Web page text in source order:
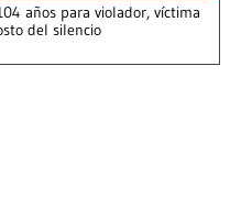
años para violador, víctima
del silencio